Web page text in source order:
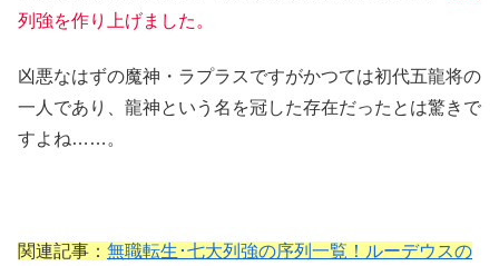
列強を作り上げました。
凶悪なはずの魔神・ラプラスですがかつては初代五龍将の
一人であり、龍神という名を冠した存在だったとは驚きで
すよね……。
関連記事： 無職転生･七大列強の序列一覧！ルーデウスの